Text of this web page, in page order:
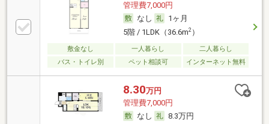
管理費7,000円
なし
1ヶ月
5階 / 1LDK（36.6m2）
敷金なし 一人暮らし
二人暮らし
バス・トイレ別
ペット相談可 インターネット無料
8.30万円
管理費7,000円
なし
8.3万円